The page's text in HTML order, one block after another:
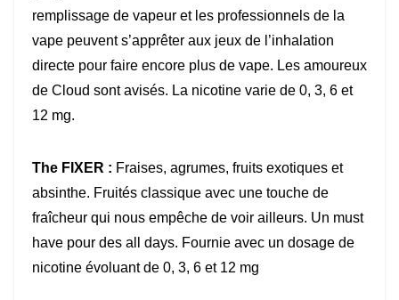
remplissage de vapeur et les professionnels de la
vape peuvent s’apprêter aux jeux de l’inhalation
directe pour faire encore plus de vape. Les amoureux
de Cloud sont avisés. La nicotine varie de 0, 3, 6 et
12 mg.
The FIXER : Fraises, agrumes, fruits exotiques et
absinthe. Fruités classique avec une touche de
fraîcheur qui nous empêche de voir ailleurs. Un must
have pour des all days. Fournie avec un dosage de
nicotine évoluant de 0, 3, 6 et 12 mg